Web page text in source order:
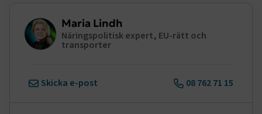
Maria Lindh
Näringspolitisk expert, EU-rätt och
transporter
Skicka e-post 08 762 71 15